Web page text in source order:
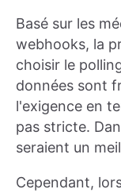
Basé sur les
webhooks, la
choisir le
données sont
l'exigence en
pas stricte.
seraient un
Cependant,